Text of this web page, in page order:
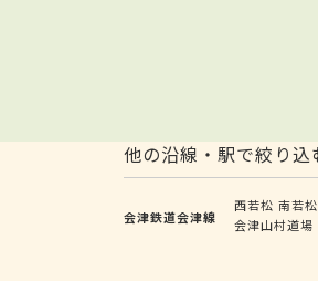
他の沿線・駅で絞り込
会津鉄道会津線
西若松 南若松
会津山村道場